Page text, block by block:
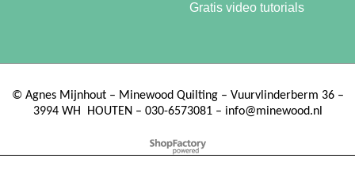
Gratis video tutorials
©Agnes Mijnhout – Minewood Quilting – Vuurvlinderberm 36 –
3994 WH
HOUTEN – 030-6573081 – info@minewood.nl
To create online store ShopFactory eCommerce software was used.